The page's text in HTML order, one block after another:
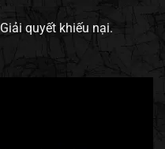
Giải quyết khiếu nại.